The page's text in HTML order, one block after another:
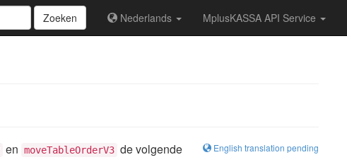
Zoeken Nederlands MplusKASSA API Service
English translation pending
en moveTableOrderV3 de volgende